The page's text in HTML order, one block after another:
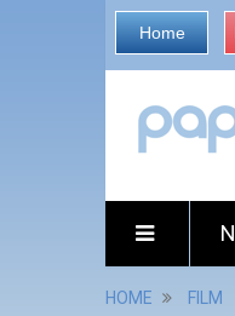
Home
HOME FILM